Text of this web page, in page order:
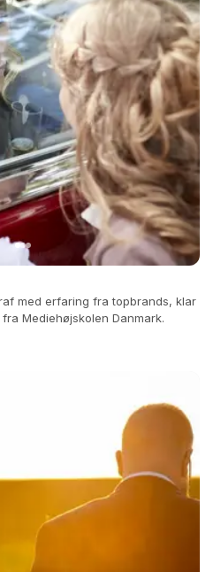
med erfaring fra topbrands, klar
Mediehøjskolen Danmark.